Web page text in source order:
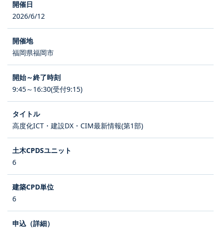
2026/6/12
福岡県福岡市
9:45～16:30(受付9:15)
高度化ICT・建設DX・CIM最新情報(第1部)
6
6